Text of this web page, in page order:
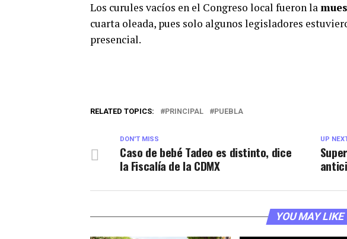
Los curules vacíos en el Congreso local fueron la
cuarta oleada, pues solo algunos legisladores
presencial.
RELATED TOPICS: PRINCIPAL PUEBLA
UP
DON'T MISS
Caso de bebé Tadeo es distinto, dice
la Fiscalía de la CDMX
YOU MAY LIKE